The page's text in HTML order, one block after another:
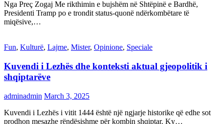
Nga Preç Zogaj Me rikthimin e bujshëm në Shtëpinë e Bardhë,
Presidenti Tramp po e trondit status-quonë ndërkombëtare të
miqësive,…
Fun, Kulturë, Lajme, Mister, Opinione, Speciale
Kuvendi i Lezhës dhe konteksti aktual gjeopolitik i
shqiptarëve
adminadmin March 3, 2025
Kuvendi i Lezhës i vitit 1444 është një ngjarje historike që edhe sot
prodhon mesazhe rëndësishme për kombin shqiptar. Ky…